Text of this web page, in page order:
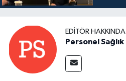
EDITÖR HAKKINDA
Personel Sağlık